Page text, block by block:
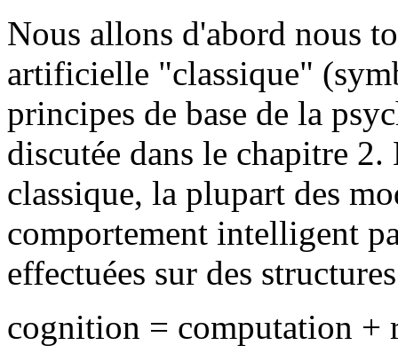
Nous allons d'abord nous
artificielle "classique"
principes de base de la
discutée dans le chapitre
classique, la plupart des
comportement intelligent
effectuées sur des
cognition = computation +